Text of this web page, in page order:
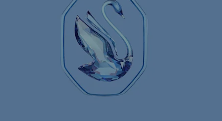
ezüst árnyalatú bevonattal készül, és
Matrix Pearl Bangle órakollekció
Sublima karperec óra kollekció